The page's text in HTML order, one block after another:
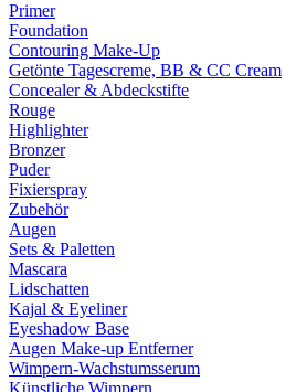
Primer
Foundation
Contouring Make-Up
Getönte Tagescreme, BB & CC Cream
Concealer & Abdeckstifte
Rouge
Highlighter
Bronzer
Puder
Fixierspray
Zubehör
Augen
Sets & Paletten
Mascara
Lidschatten
Kajal & Eyeliner
Eyeshadow Base
Augen Make-up Entferner
Wimpern-Wachstumsserum
Künstliche Wimpern